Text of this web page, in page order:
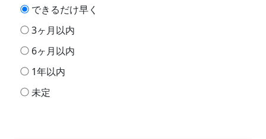
できるだけ早く
3ヶ月以内
6ヶ月以内
1年以内
未定